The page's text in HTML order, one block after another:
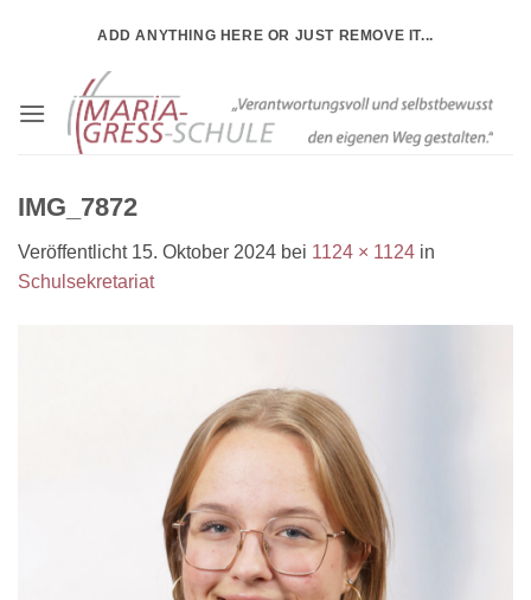
ADD ANYTHING HERE OR JUST REMOVE IT...
IMG_7872
Veröffentlicht 15. Oktober 2024 bei 1124 × 1124 in
Schulsekretariat